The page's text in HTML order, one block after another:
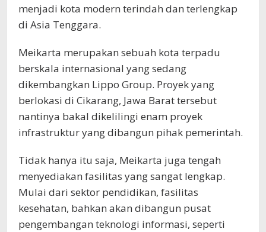
menjadi kota modern terindah dan terlengkap
di Asia Tenggara.
Meikarta merupakan sebuah kota terpadu
berskala internasional yang sedang
dikembangkan Lippo Group. Proyek yang
berlokasi di Cikarang, Jawa Barat tersebut
nantinya bakal dikelilingi enam proyek
infrastruktur yang dibangun pihak pemerintah.
Tidak hanya itu saja, Meikarta juga tengah
menyediakan fasilitas yang sangat lengkap.
Mulai dari sektor pendidikan, fasilitas
kesehatan, bahkan akan dibangun pusat
pengembangan teknologi informasi, seperti